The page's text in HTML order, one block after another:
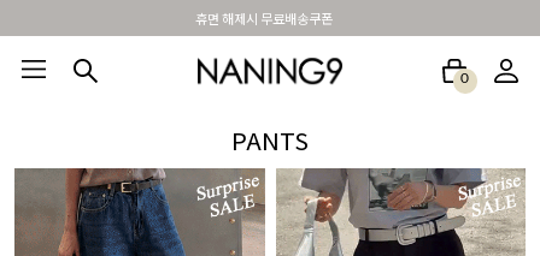
BEST 포토리뷰 - 매주 2명추첨 3만원쿠폰
0
PANTS